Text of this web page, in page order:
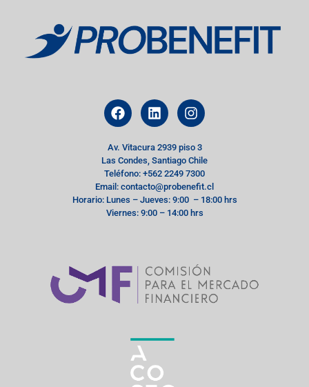
Av. Vitacura 2939 piso 3
Las Condes, Santiago Chile
Teléfono: +562 2249 7300
Email: contacto@probenefit.cl
Horario: Lunes – Jueves: 9:00 – 18:00 hrs
Viernes: 9:00 – 14:00 hrs